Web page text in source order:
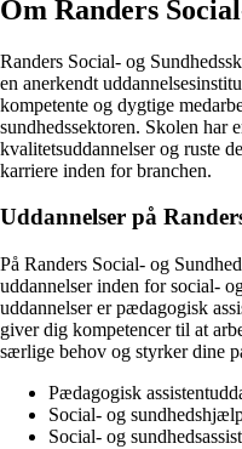
Om Randers
Randers Social- og
en anerkendt
kompetente og dygtige
sundhedssektoren. Skolen har
kvalitetsuddannelser og ruste
karriere inden for branchen.
Uddannelser på
På Randers Social- og
uddannelser inden for social-
uddannelser er pædagogisk
giver dig kompetencer til at
særlige behov og styrker dine
Pædagogisk
Social- og
Social- og